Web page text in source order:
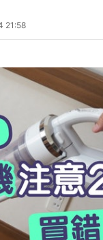
21:58